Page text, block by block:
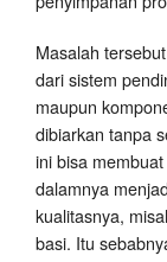
Masalah
dari sistem
maupun
dibiarkan tanpa
ini bisa
dalamnya
kualitasnya,
basi. Itu